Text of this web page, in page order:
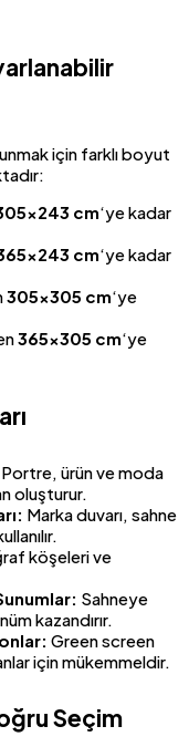
için farklı boyut
cm‘ye kadar
cm‘ye kadar
305×305 cm‘ye
365×305 cm‘ye
Portre, ürün ve moda
oluşturur.
Marka duvarı, sahne
köşeleri ve
Sahneye
kazandırır.
Green screen
için mükemmeldir.
Seçim